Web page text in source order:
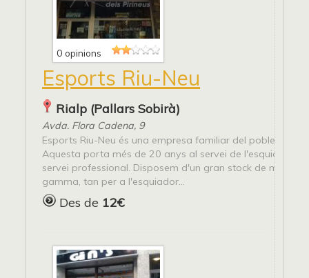
0 opinions
Esports Riu-Neu
Rialp (Pallars Sobirà)
Avda. Flora Cadena, 9
Esports Riu-Neu és una empresa familiar del poble de
Aquesta porta més de 20 anys al servei de l'esquiador
servei professional. Disposem d'un gran stock de
gamma, tan per a l'esquiador...
Des de 12€